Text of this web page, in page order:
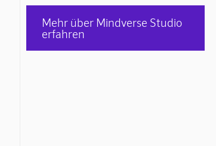
Mehr über Mindverse Studio
erfahren